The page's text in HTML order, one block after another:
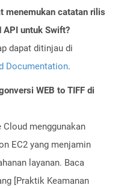
menemukan catatan rilis
API untuk Swift?
dapat ditinjau di
Documentation.
WEB to TIFF di
menggunakan
EC2 yang menjamin
layanan. Baca
[Praktik Keamanan